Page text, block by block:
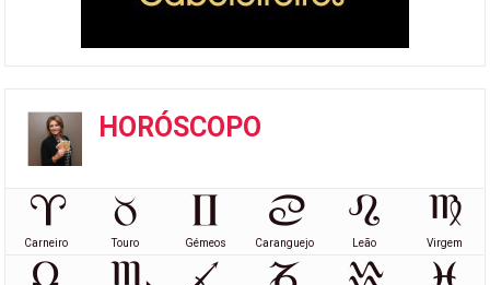
HORÓSCOPO
Carneiro Touro Gémeos Caranguejo Leão Virgem